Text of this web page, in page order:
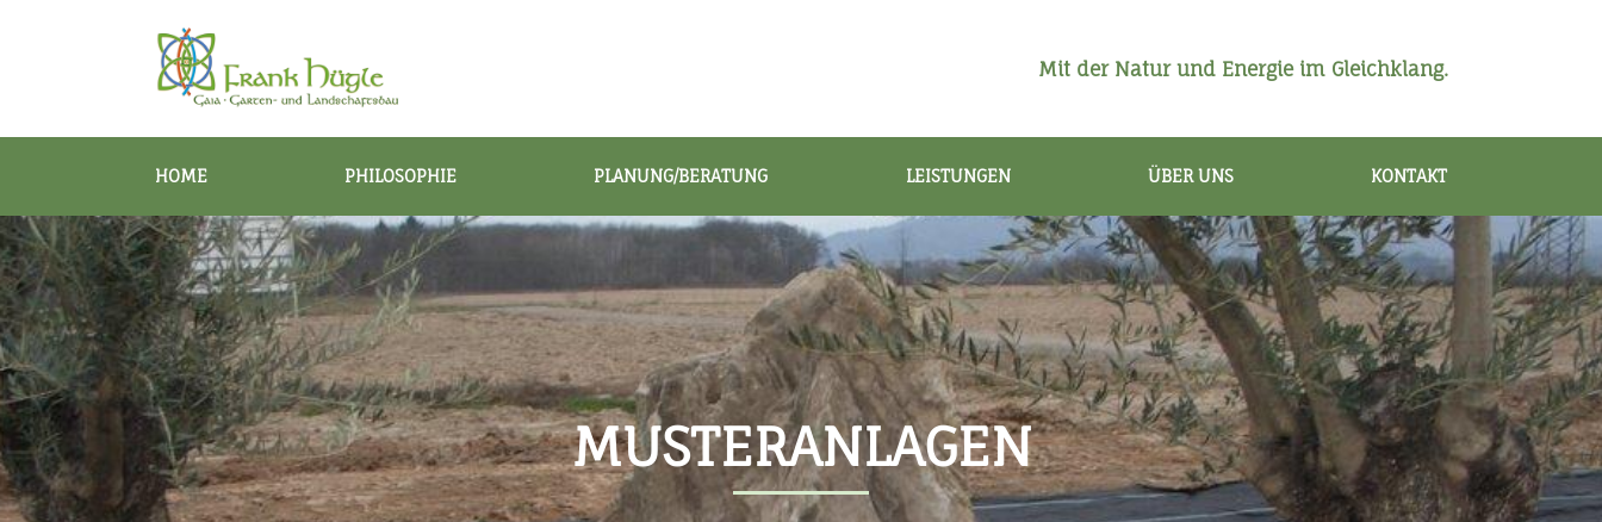
Mit der Natur und Energie im Gleichklang.
HOME PHILOSOPHIE PLANUNG/BERATUNG LEISTUNGEN ÜBER UNS KONTAKT
MUSTERANLAGEN